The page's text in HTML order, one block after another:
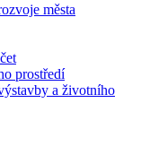
města
prostředí
a životního